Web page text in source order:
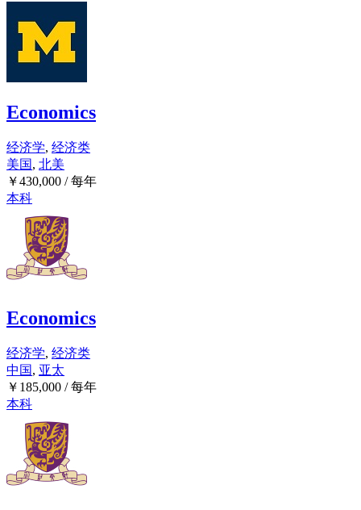
Economics
经济学, 经济类
美国, 北美
￥430,000 / 每年
本科
Economics
经济学, 经济类
中国, 亚太
￥ 185,000 / 每年
本科